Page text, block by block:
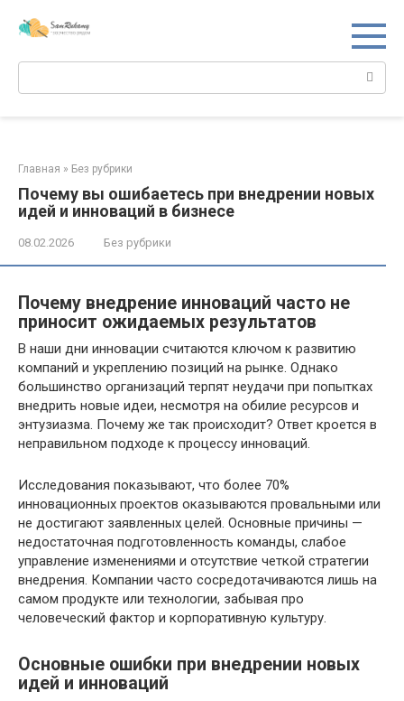
Главная » Без рубрики
Почему вы ошибаетесь при внедрении новых
идей и инноваций в бизнесе
08.02.2026 Без рубрики
Почему внедрение инноваций часто не
приносит ожидаемых результатов
В наши дни инновации считаются ключом к развитию
компаний и укреплению позиций на рынке. Однако
большинство организаций терпят неудачи при попытках
внедрить новые идеи, несмотря на обилие ресурсов и
энтузиазма. Почему же так происходит? Ответ кроется в
неправильном подходе к процессу инноваций.
Исследования показывают, что более 70%
инновационных проектов оказываются провальными или
не достигают заявленных целей. Основные причины —
недостаточная подготовленность команды, слабое
управление изменениями и отсутствие четкой стратегии
внедрения. Компании часто сосредотачиваются лишь на
самом продукте или технологии, забывая про
человеческий фактор и корпоративную культуру.
Основные ошибки при внедрении новых
идей и инноваций